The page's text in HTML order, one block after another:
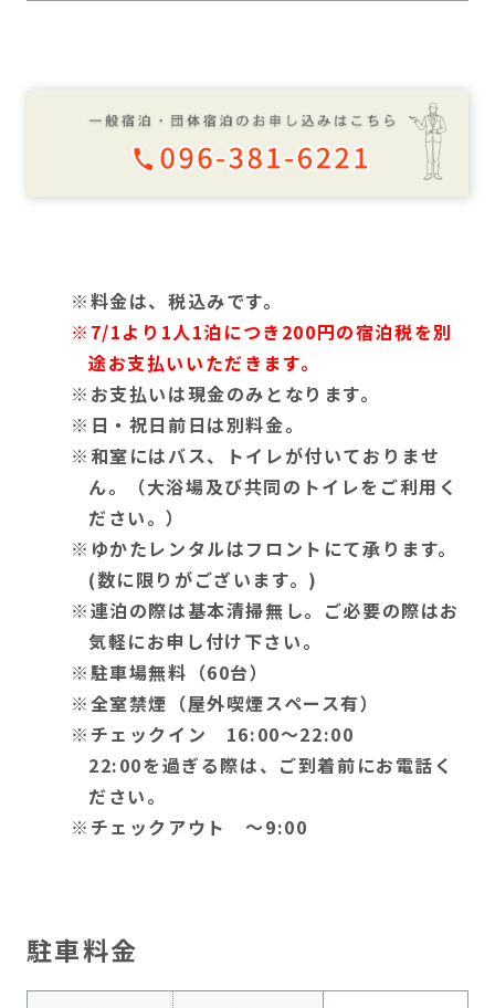
料金は、税込みです。
7/1より1人1泊につき200円の宿泊税を別
途お支払いいただきます。
お支払いは現金のみとなります。
日・祝日前日は別料金。
和室にはバス、トイレが付いておりませ
ん。（大浴場及び共同のトイレをご利用く
ださい。）
ゆかたレンタルはフロントにて承ります。
(数に限りがございます。)
連泊の際は基本清掃無し。ご必要の際はお
気軽にお申し付け下さい。
駐車場無料（60台）
全室禁煙（屋外喫煙スペース有）
チェックイン 16:00～22:00
22:00を過ぎる際は、ご到着前にお電話く
ださい。
チェックアウト ～9:00
駐車料金